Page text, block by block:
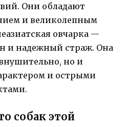
Они обладают
и великолепным
овчарка —
и надежный страж. Она
но и
и острыми
собак этой